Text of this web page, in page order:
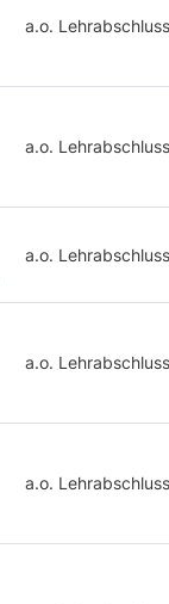
a.o. Lehrabschluss
a.o. Lehrabschluss
a.o. Lehrabschluss
a.o. Lehrabschluss
a.o. Lehrabschluss